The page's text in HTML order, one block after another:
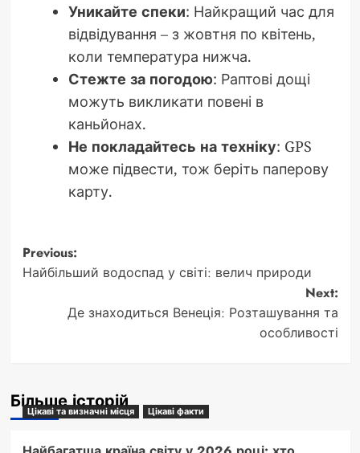
Уникайте спеки: Найкращий час для
відвідування – з жовтня по квітень,
коли температура нижча.
Стежте за погодою: Раптові дощі
можуть викликати повені в
каньйонах.
Не покладайтесь на техніку: GPS
може підвести, тож беріть паперову
карту.
Post
navigation
Previous:
Найбільший водоспад у світі: велич природи
Next:
Де знаходиться Венеція: Розташування та
особливості
Більше історій
Цікаві та визначні місця Цікаві факти